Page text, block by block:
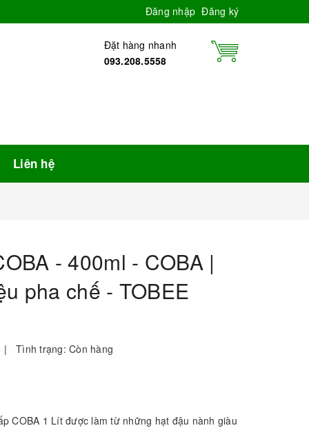
Đăng nhập Đăng ký
Đặt hàng nhanh
093.208.5558
Liên hệ
- 400ml - COBA |
pha chế - TOBEE
| Tình trạng: Còn hàng
COBA 1 Lít được làm từ những hạt đậu nành giàu